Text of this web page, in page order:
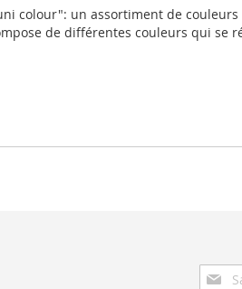
colour": un assortiment de
de différentes couleurs qui se